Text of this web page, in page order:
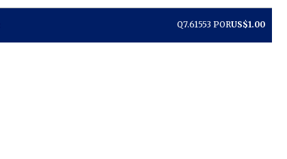
Q7.61553 PORUS$1.00